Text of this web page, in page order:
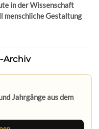
in der Wissenschaft
menschliche Gestaltung
Archiv
Jahrgänge aus dem